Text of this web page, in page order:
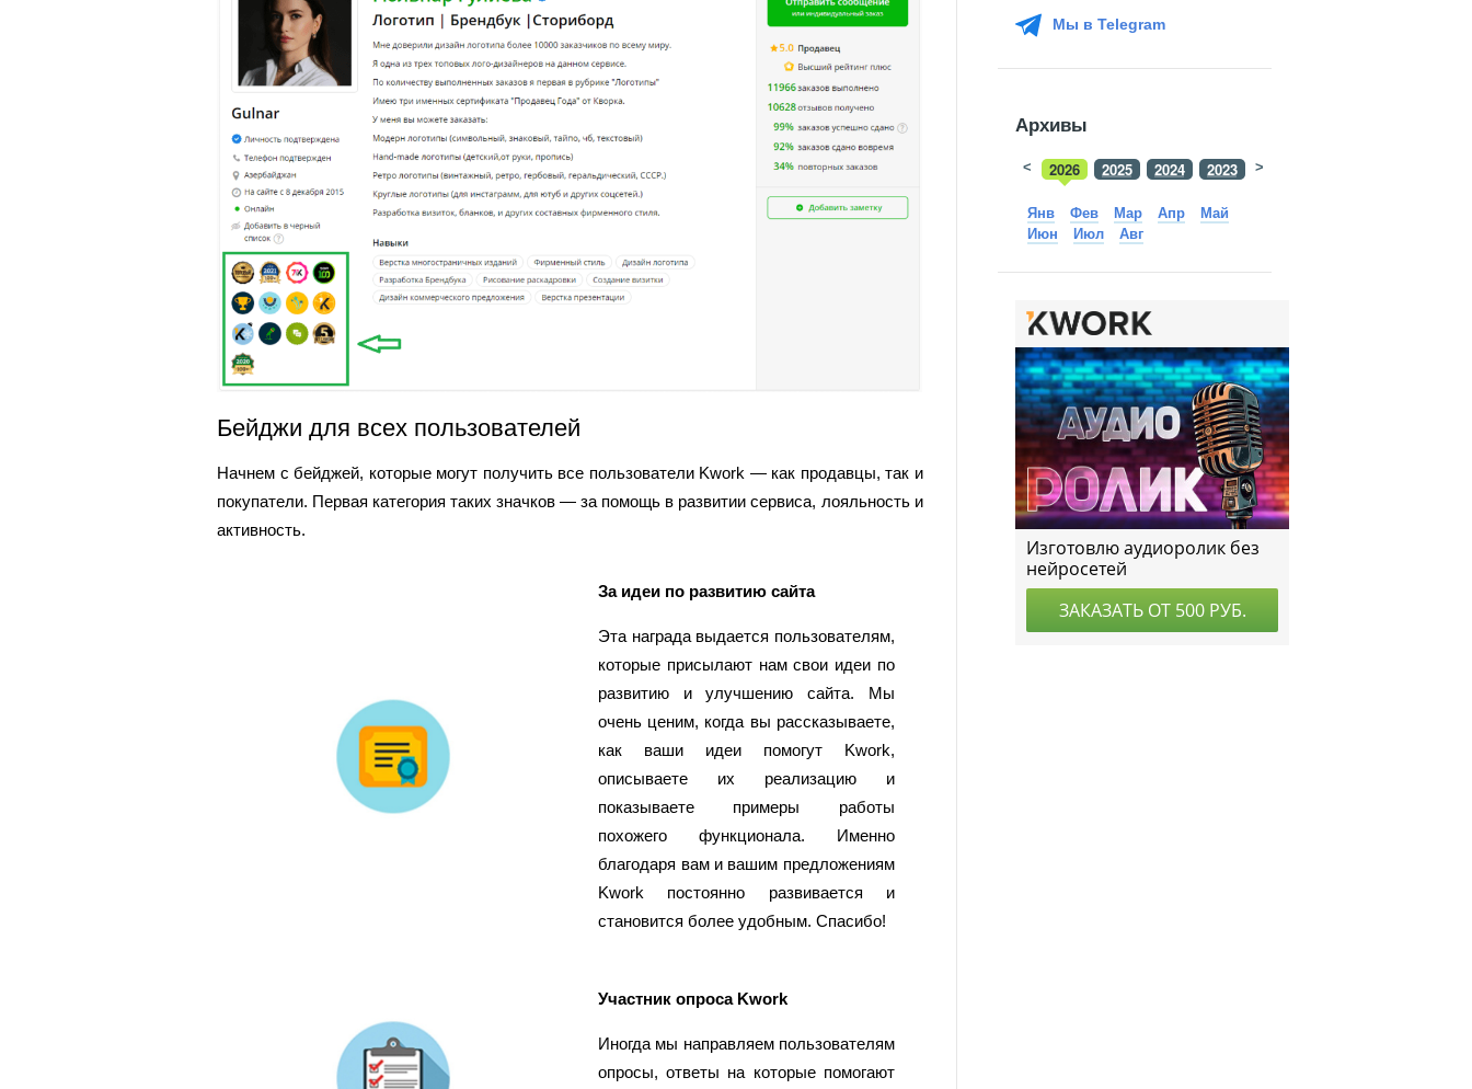
Бейджи для всех пользователей
Начнем с бейджей, которые могут получить все пользователи Kwork — как продавцы, так и
покупатели. Первая категория таких значков — за помощь в развитии сервиса, лояльность и
активность.
За идеи по развитию сайта
Эта награда выдается пользователям,
которые присылают нам свои идеи по
развитию и улучшению сайта. Мы
очень ценим, когда вы рассказываете,
как ваши идеи помогут Kwork,
описываете их реализацию и
показываете примеры работы
похожего функционала. Именно
благодаря вам и вашим предложениям
Kwork постоянно развивается и
становится более удобным. Спасибо!
Участник опроса Kwork
Иногда мы направляем пользователям
опросы, ответы на которые помогают
Мы в Telegram
Архивы
2026 2025 2024 2023 2022
< >
Янв Фев Мар Апр
Май
Июн
Июл Авг